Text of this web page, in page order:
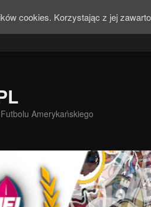
Amerykańskiego
cookies. Korzystając z jej